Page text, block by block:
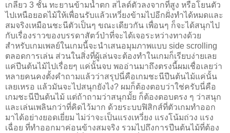
เกลียว 3 ชั้่น ทะยานข้ามน้ำตก สไลด์ตัวลงจากที่สูง หรือโยนตัว
ไปเหนือยอดไม้ให้เพื่อนรับแล้วเหวี่ยงข้ามไปอีกฝั่งทำได้หมดและ
สมจริงเหมือนชะนีตัวเป็นๆ ขณะเดียวกัน เพื่อนๆ ก็จะได้สนุกไป
กับเรื่องราวของบรรดาสัตว์ป่าที่จะได้เจอระหว่างทางด้วย
สำหรับเกมเพลย์ในเกมนี้จะนำเสนอมุมภาพแบบ side scrolling
ตลอดการเล่น ส่วนในสิ่งที่ผู้เล่นจะต้องทำในเกมก็เรียบง่ายเลย
แค่ปีนต้นไม้ไปเรื่อยๆ แค่นั้นจบ พออ่านมาถึงตรงนี้ผมเชื่อเลยว่า
หลายคนคงตั้งคำถามแล้วว่าสรุปนี่คือเกมชะนีปีนต้นไม้แค่นั้น
เลยเหรอ แล้วมันจะไปสนุกยังไง? ผมก็ต้องตอบว่าใช่ครับนี่คือ
เกมชะนีปีนต้นไม้ แต่ถ้าถามว่าสนุกมั้ย ก็ต้องตอบตรง ๆ ว่าสนุก
และเล่นเพลินกว่าที่คิดไว้มาก ด้วยระบบฟิสิกส์ที่ตัวเกมทำออก
มาได้อย่างยอดเยี่ยม ไม่ว่าจะเป็นแรงเหวี่ยง แรงโน้มถ่วง แรง
เฉื่อย ที่ทำออกมาค่อนข้างสมจริง รวมไปถึงการปีนต้นไม้ที่ต้อง